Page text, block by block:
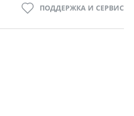
ПОДДЕРЖКА И СЕРВИС